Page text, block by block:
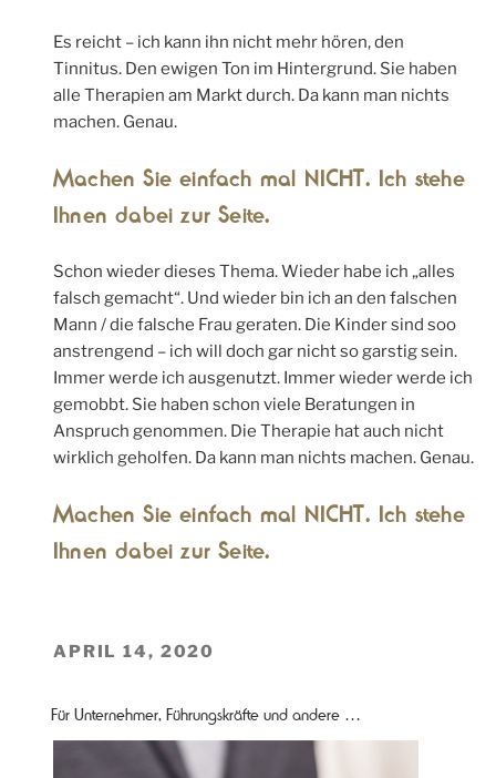
Es reicht – ich kann ihn nicht mehr hören, den
Tinnitus. Den ewigen Ton im Hintergrund. Sie haben
alle Therapien am Markt durch. Da kann man nichts
machen. Genau.
Machen Sie einfach mal NICHT. Ich stehe
Ihnen dabei zur Seite.
Schon wieder dieses Thema. Wieder habe ich „alles
falsch gemacht“. Und wieder bin ich an den falschen
Mann / die falsche Frau geraten. Die Kinder sind soo
anstrengend – ich will doch gar nicht so garstig sein.
Immer werde ich ausgenutzt. Immer wieder werde ich
gemobbt. Sie haben schon viele Beratungen in
Anspruch genommen. Die Therapie hat auch nicht
wirklich geholfen. Da kann man nichts machen. Genau.
Machen Sie einfach mal NICHT. Ich stehe
Ihnen dabei zur Seite.
VERÖFFENTLICHT
APRIL 14, 2020
Für Unternehmer, Führungskräfte und andere …